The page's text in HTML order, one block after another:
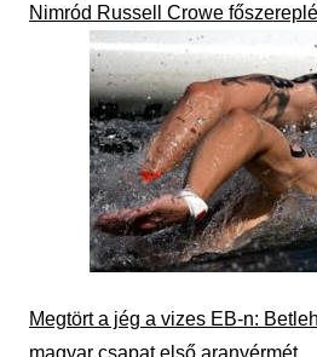
Nimród Russell Crowe
Megtört a jég a vizes EB-n: